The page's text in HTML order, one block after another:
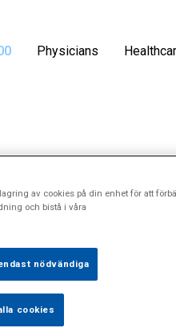
Physicians
av cookies på din enhet för att
och bistå i våra
nödvändiga
cookies